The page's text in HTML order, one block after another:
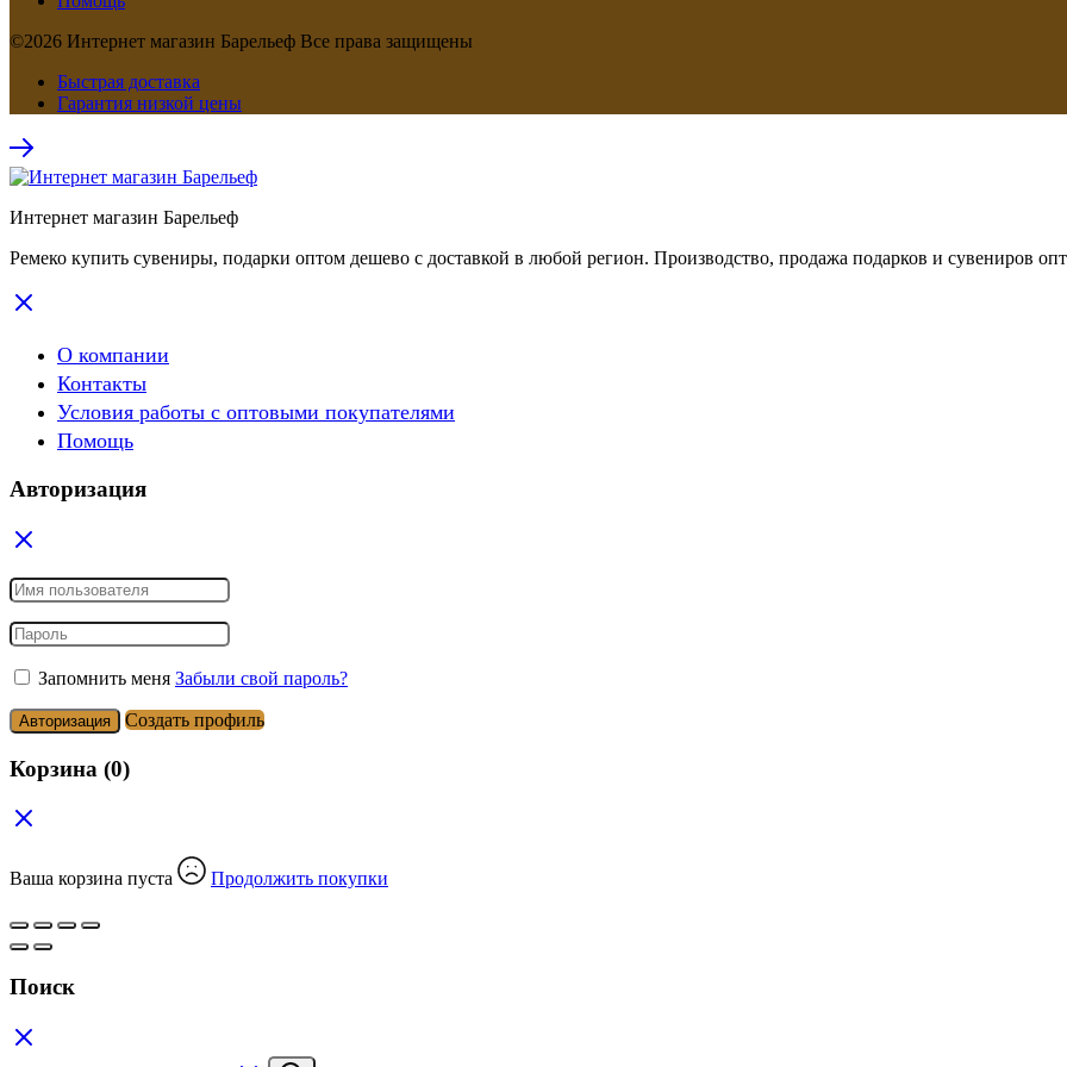
©2026 Интернет магазин Барельеф Все права защищены
Быстрая доставка
Гарантия низкой цены
Интернет магазин Барельеф
Ремеко купить сувениры, подарки оптом дешево с доставкой в любой регион. Производство, продажа подарков и сувениров
О компании
Контакты
Условия работы с оптовыми покупателями
Помощь
Авторизация
Запомнить меня Забыли свой пароль?
Авторизация Создать профиль
Корзина (0)
Ваша корзина пуста Продолжить покупки
Поиск